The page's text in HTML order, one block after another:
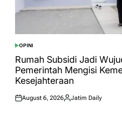
POSTED
IN
OPINI
Rumah Subsidi Jadi
Pemerintah Mengisi
Kesejahteraan
Posted
August 6, 2026
Posted
Jatim Daily